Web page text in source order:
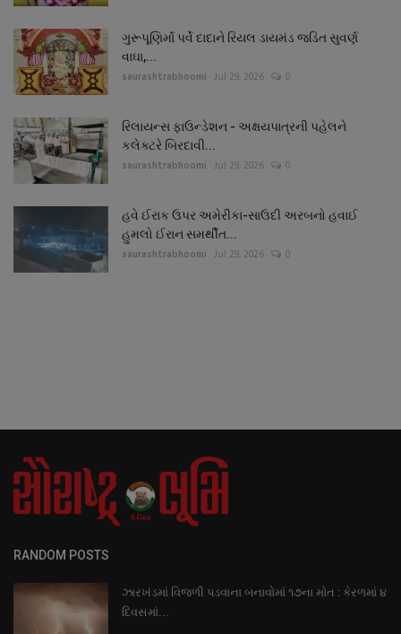
ગુરૂપૂણિર્માં પર્વે દાદાને રિયલ ડાયમંડ જડિત સુવર્ણ
વાઘા,...
saurashtrabhoomi Jul 29, 2026 0
રિલાયન્સ ફાઉન્ડેશન - અક્ષયપાત્રની પહેલને
કલેક્ટરે બિરદાવી...
saurashtrabhoomi Jul 29, 2026 0
હવે ઈરાક ઉપર અમેરીકા-સાઉદી અરબનો હવાઈ
હુમલો ઈરાન સમર્થીત...
saurashtrabhoomi Jul 29, 2026 0
RANDOM POSTS
ઝારખંડમાં વિજળી પડવાના બનાવોમાં ૧૭ના મોત : કેરળમાં ૪
દિવસમાં...